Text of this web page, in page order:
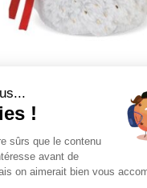
OURS CHRISTMAS
12,99€ 6,29
!
sûrs que le contenu
avant de
on aimerait bien vous